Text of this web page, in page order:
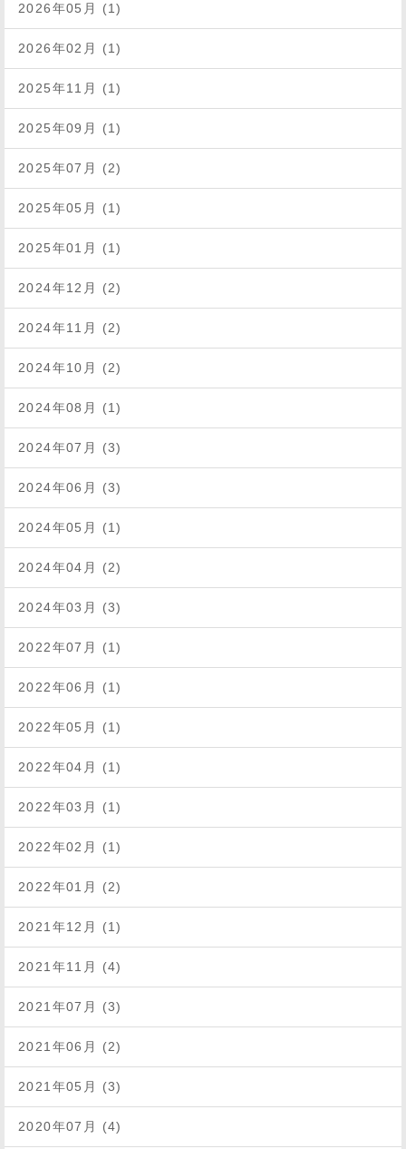
2026年05月 (1)
2026年02月 (1)
2025年11月 (1)
2025年09月 (1)
2025年07月 (2)
2025年05月 (1)
2025年01月 (1)
2024年12月 (2)
2024年11月 (2)
2024年10月 (2)
2024年08月 (1)
2024年07月 (3)
2024年06月 (3)
2024年05月 (1)
2024年04月 (2)
2024年03月 (3)
2022年07月 (1)
2022年06月 (1)
2022年05月 (1)
2022年04月 (1)
2022年03月 (1)
2022年02月 (1)
2022年01月 (2)
2021年12月 (1)
2021年11月 (4)
2021年07月 (3)
2021年06月 (2)
2021年05月 (3)
2020年07月 (4)